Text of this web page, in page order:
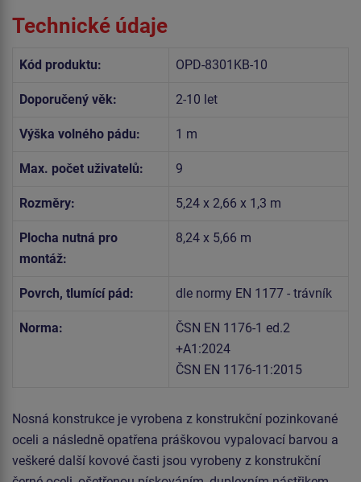
Technické údaje
Kód produktu: OPD-8301KB-10
Doporučený věk: 2-10 let
Výška volného pádu: 1 m
Max. počet uživatelů: 9
Rozměry: 5,24 x 2,66 x 1,3 m
Plocha nutná pro
montáž:
8,24 x 5,66 m
Povrch, tlumící pád: dle normy EN 1177 - trávník
Norma:
ČSN EN 1176-1 ed.2
+A1:2024
ČSN EN 1176-11:2015
Nosná konstrukce je vyrobena z konstrukční pozinkované
oceli a následně opatřena práškovou vypalovací barvou a
veškeré další kovové časti jsou vyrobeny z konstrukční